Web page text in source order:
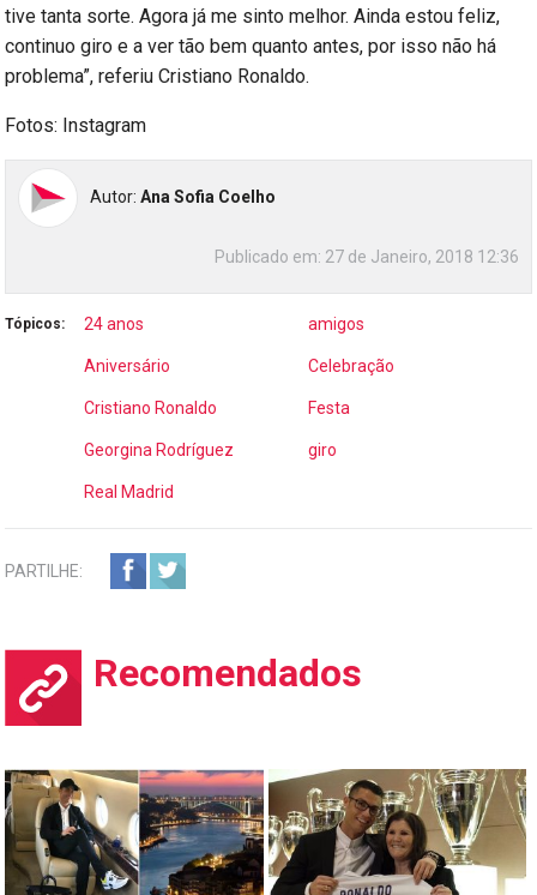
tive tanta sorte. Agora já me sinto melhor. Ainda estou feliz,
continuo giro e a ver tão bem quanto antes, por isso não há
problema”, referiu Cristiano Ronaldo.
Fotos: Instagram
Autor:Ana Sofia Coelho
Publicado em: 27 de Janeiro, 2018 12:36
Tópicos: 24 anos amigos
Aniversário Celebração
Cristiano Ronaldo Festa
Georgina Rodríguez giro
Real Madrid
PARTILHE:
Recomendados